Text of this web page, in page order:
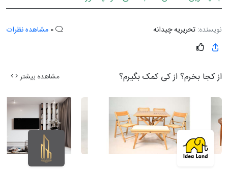
نویسنده: تحریریه چیدانه مشاهده نظرات
از کجا بخرم؟ از کی کمک بگیرم؟ مشاهده بیشتر